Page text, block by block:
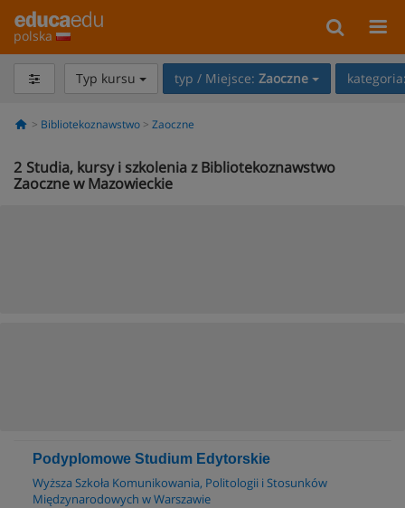
polska
Typ kursu typ / Miejsce: Zaoczne
Bibliotekoznawstwo Zaoczne
2 Studia, kursy i szkolenia z Bibliotekoznawstwo
Zaoczne w Mazowieckie
Podyplomowe Studium Edytorskie
Wyższa Szkoła Komunikowania, Politologii i Stosunków
Międzynarodowych w Warszawie